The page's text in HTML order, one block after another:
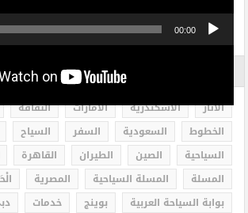
00:00
الاثار الاسكندرية الامارات الثقافة
الخطوط
السعودية السفر السياح
السياحية
الصين الطيران القاهرة
المسلة
المسلة السياحية المصرية
بوابة السياحة العربية
بوينج خدمات